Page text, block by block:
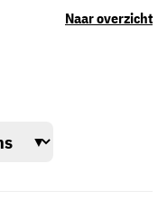
Naar overzicht